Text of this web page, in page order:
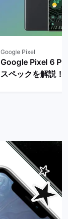
Google Pixel
Google Pixel 6
スペックを解説！